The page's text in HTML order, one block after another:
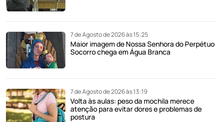
7 de Agosto de 2026 às 15:25
Maior imagem de Nossa Senhora do Perpétuo
Socorro chega em Água Branca
7 de Agosto de 2026 às 13:19
Volta às aulas: peso da mochila merece
atenção para evitar dores e problemas de
postura